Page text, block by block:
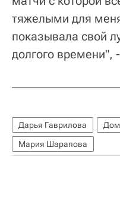
тяжелыми для
показывала свой
долгого времени",
Дарья Гаврилова
Мария Шарапова